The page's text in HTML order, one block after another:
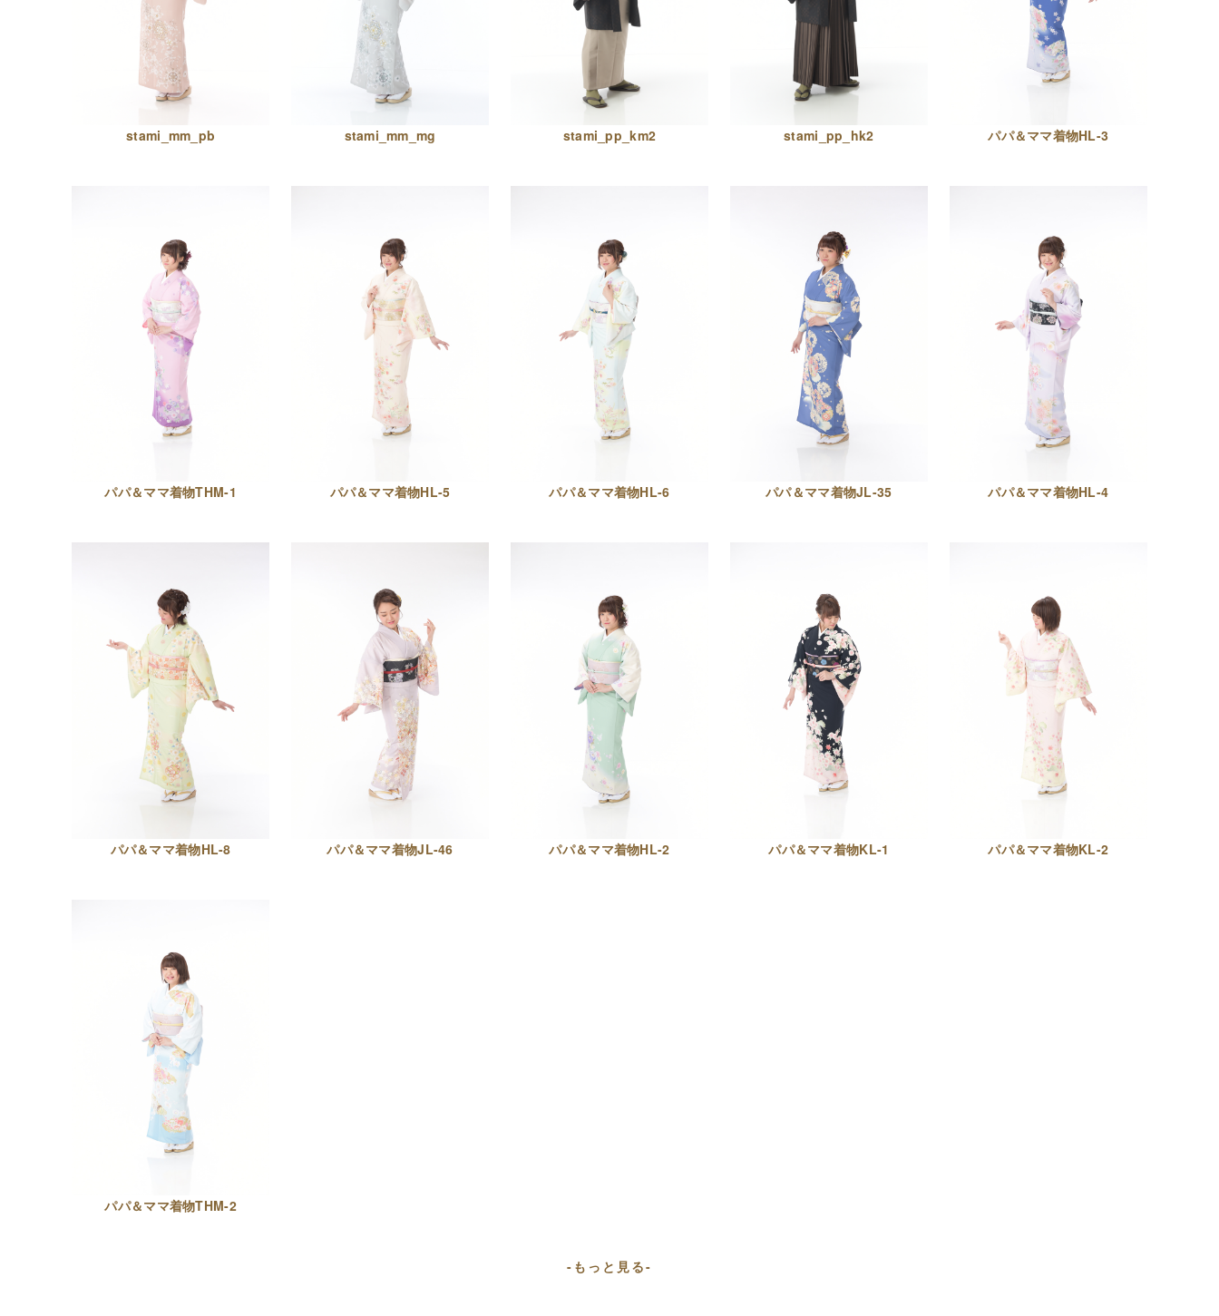
stami_mm_pb stami_mm_mg stami_pp_km2 stami_pp_hk2 パパ＆ママ着物HL-3
パパ＆ママ着物THM-1 パパ＆ママ着物HL-5 パパ＆ママ着物HL-6 パパ＆ママ着物JL-35 パパ＆ママ着物HL-4
パパ＆ママ着物HL-8 パパ＆ママ着物JL-46 パパ＆ママ着物HL-2 パパ＆ママ着物KL-1 パパ＆ママ着物KL-2
パパ＆ママ着物THM-2
-もっと見る-